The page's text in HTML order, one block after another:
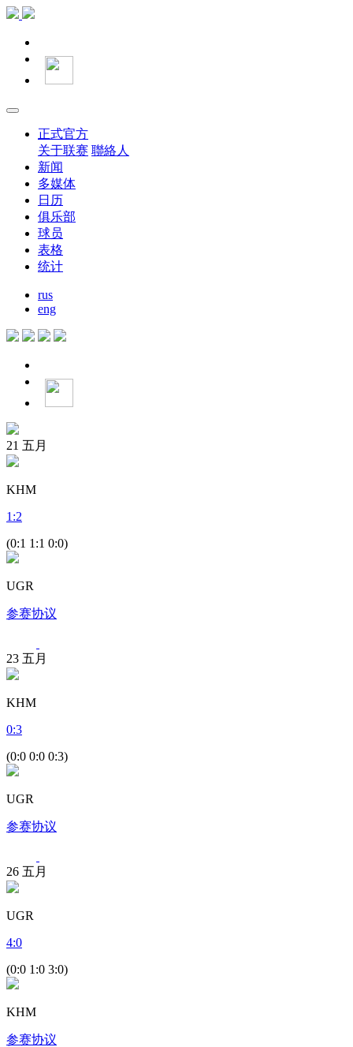
正式官方
关于联赛 聯絡人
新闻
多媒体
日历
俱乐部
球员
表格
统计
rus
eng
21 五月
KHM
1 :2
(0:1 1:1 0:0)
UGR
参赛协议
23 五月
KHM
0:3
(0:0 0:0 0:3)
UGR
参赛协议
26 五月
UGR
4:0
(0:0 1:0 3:0)
KHM
参赛协议